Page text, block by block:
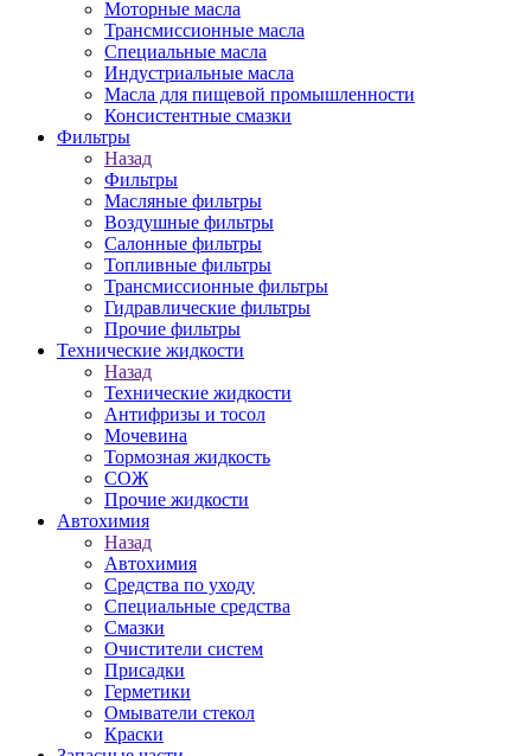
Моторные масла
Трансмиссионные масла
Специальные масла
Индустриальные масла
Масла для пищевой промышленности
Консистентные смазки
Фильтры
Назад
Фильтры
Масляные фильтры
Воздушные фильтры
Салонные фильтры
Топливные фильтры
Трансмиссионные фильтры
Гидравлические фильтры
Прочие фильтры
Технические жидкости
Назад
Технические жидкости
Антифризы и тосол
Мочевина
Тормозная жидкость
СОЖ
Прочие жидкости
Автохимия
Назад
Автохимия
Средства по уходу
Специальные средства
Смазки
Очистители систем
Присадки
Герметики
Омыватели стекол
Краски